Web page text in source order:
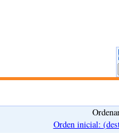
Orden inicial: